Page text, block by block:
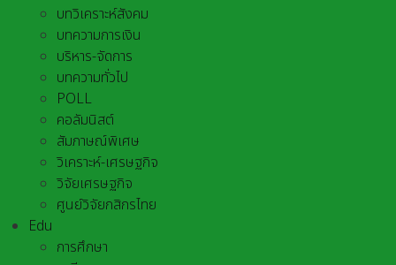
บทวิเคราะห์สังคม
บทความการเงิน
บริหาร-จัดการ
บทความทั่วไป
POLL
คอลัมนิสต์
สัมภาษณ์พิเศษ
วิเคราะห์-เศรษฐกิจ
วิจัยเศรษฐกิจ
ศูนย์วิจัยกสิกรไทย
Edu
การศึกษา